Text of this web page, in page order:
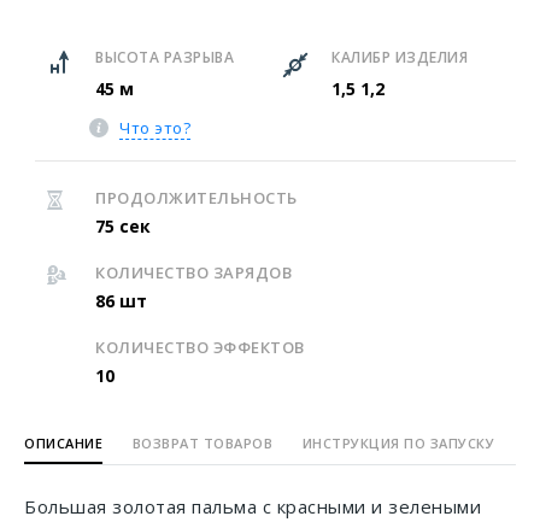
ВЫСОТА РАЗРЫВА
45 м
КАЛИБР ИЗДЕЛИЯ
1,5 1,2
Что это?
ПРОДОЛЖИТЕЛЬНОСТЬ
75 сек
КОЛИЧЕСТВО ЗАРЯДОВ
86 шт
КОЛИЧЕСТВО ЭФФЕКТОВ
10
ОПИСАНИЕ ВОЗВРАТ ТОВАРОВ ИНСТРУКЦИЯ ПО ЗАПУСКУ
Большая золотая пальма с красными и зелеными